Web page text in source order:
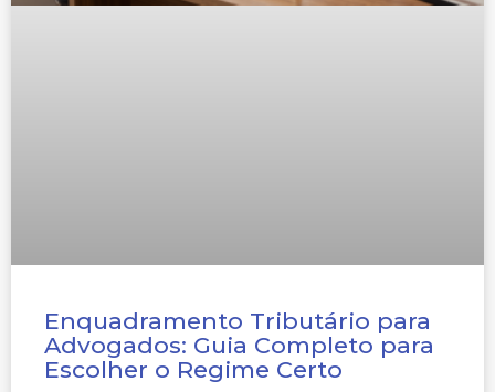
Enquadramento Tributário para
Advogados: Guia Completo para
Escolher o Regime Certo